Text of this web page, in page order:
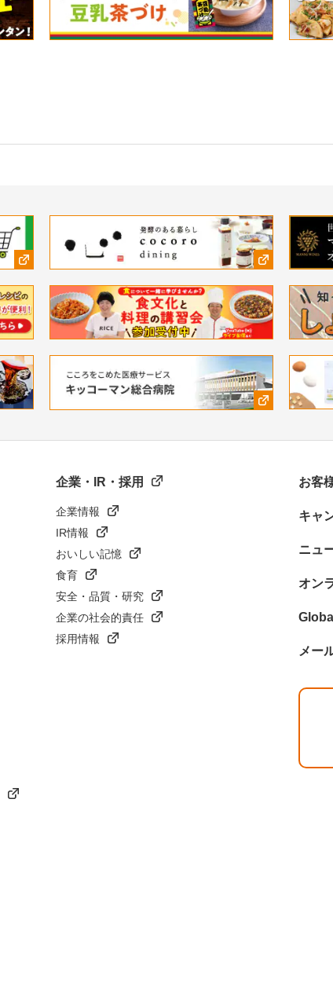
企業・IR・採用
企業情報
IR情報
おいしい記憶
食育
安全・品質・研究
企業の社会的責任
採用情報
お客
キャ
ニュ
オン
メー